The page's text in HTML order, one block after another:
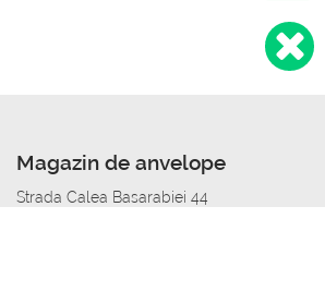
Magazin de anvelope
Strada Calea Basarabiei 44